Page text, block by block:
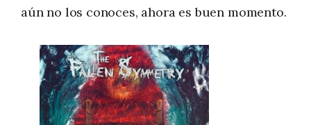
aún no los conoces, ahora es buen momento.